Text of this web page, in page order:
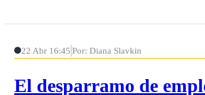
22 Abr 16:45 Por: Diana Slavkin
El desparramo de